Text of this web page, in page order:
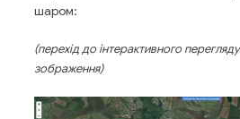
шаром:
(перехід до інтерактивного
зображення)